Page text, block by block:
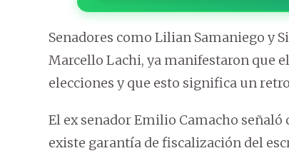
Senadores como Lilian Samaniego y
Marcello Lachi, ya manifestaron que
elecciones y que esto significa un
El ex senador Emilio Camacho
existe garantía de fiscalización del